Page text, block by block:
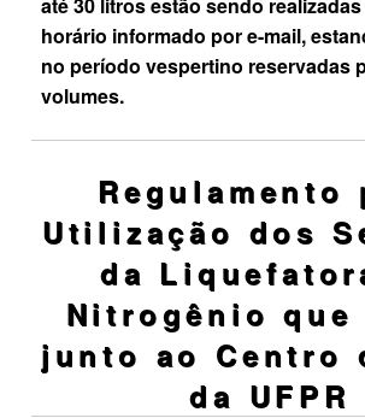
até 30 litros estão sendo
horário informado por e-mail,
no período vespertino reservadas
volumes.
Regulamento
Utilização dos
da
Nitrogênio que
junto ao Centro
da UFPR